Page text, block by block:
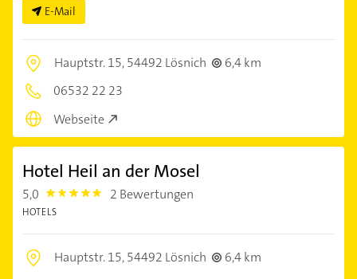
E-Mail
Hauptstr. 15,54492 Lösnich
6,4 km
06532 22 23
Webseite
Hotel Heil an der Mosel
5,0 5.0 2 Bewertungen
HOTELS
Hauptstr. 15,54492 Lösnich 6,4 km